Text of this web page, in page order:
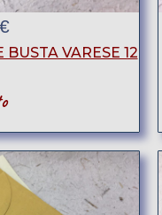
€
VARESE 12